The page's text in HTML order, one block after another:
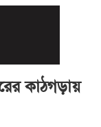
কাঠগড়ায়